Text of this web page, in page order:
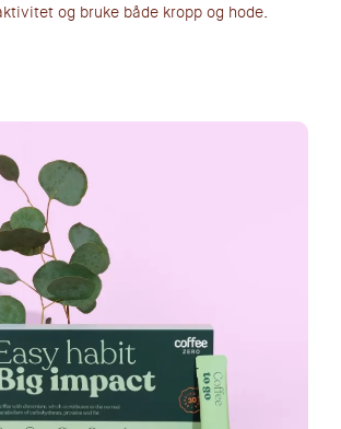
og bruke både kropp og hode.